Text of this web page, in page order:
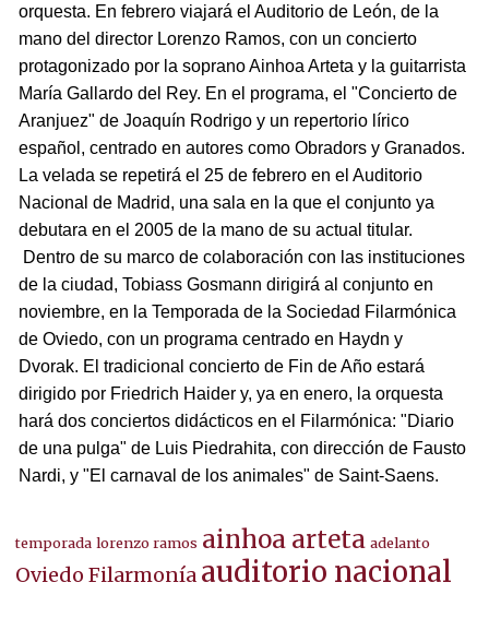
orquesta. En febrero viajará el Auditorio de León, de la
mano del director Lorenzo Ramos, con un concierto
protagonizado por la soprano Ainhoa Arteta y la guitarrista
María Gallardo del Rey. En el programa, el "Concierto de
Aranjuez" de Joaquín Rodrigo y un repertorio lírico
español, centrado en autores como Obradors y Granados.
La velada se repetirá el 25 de febrero en el Auditorio
Nacional de Madrid, una sala en la que el conjunto ya
debutara en el 2005 de la mano de su actual titular.
Dentro de su marco de colaboración con las instituciones
de la ciudad, Tobiass Gosmann dirigirá al conjunto en
noviembre, en la Temporada de la Sociedad Filarmónica
de Oviedo, con un programa centrado en Haydn y
Dvorak. El tradicional concierto de Fin de Año estará
dirigido por Friedrich Haider y, ya en enero, la orquesta
hará dos conciertos didácticos en el Filarmónica: "Diario
de una pulga" de Luis Piedrahita, con dirección de Fausto
Nardi, y "El carnaval de los animales" de Saint-Saens.
temporada lorenzo ramos ainhoa arteta adelanto
Oviedo Filarmonía auditorio nacional